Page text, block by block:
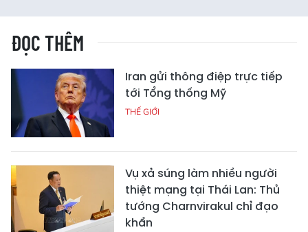
ĐỌC THÊM
Iran gửi thông điệp trực tiếp
tới Tổng thống Mỹ
THẾ GIỚI
Vụ xả súng làm nhiều người
thiệt mạng tại Thái Lan: Thủ
tướng Charnvirakul chỉ đạo
khẩn